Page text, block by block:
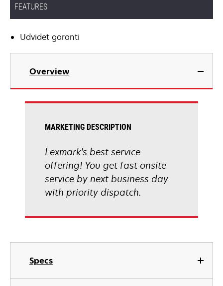
FEATURES
Udvidet garanti
Overview
Specs
MARKETING DESCRIPTION
Lexmark's best service
offering! You get fast onsite
service by next business day
with priority dispatch.